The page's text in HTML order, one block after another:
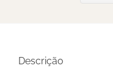
Descrição